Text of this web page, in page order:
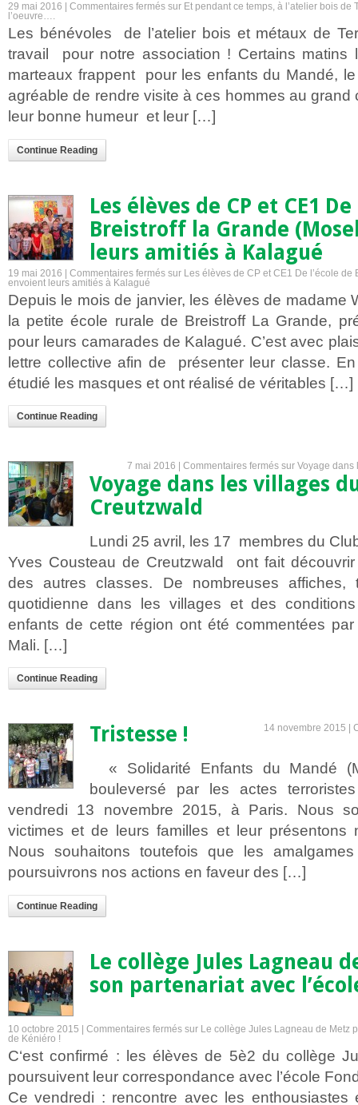
29 mai 2016 | Commentaires fermés sur Et pendant ce temps, à l’atelier bois de
l’oeuvre….
Les bénévoles de l’atelier bois et métaux de
travail pour notre association ! Certains matins
marteaux frappent pour les enfants du Mandé,
agréable de rendre visite à ces hommes au
leur bonne humeur et leur […]
Continue Reading
19 mai 2016 | Commentaires fermés sur Les élèves de CP et CE1 De l’école de
envoient leurs amitiés à Kalagué
Les élèves de CP et CE1
Breistroff la Grande
leurs amitiés à Kalagué
Depuis le mois de janvier, les élèves de madame
la petite école rurale de Breistroff La Grande,
pour leurs camarades de Kalagué. C’est avec
lettre collective afin de présenter leur classe.
étudié les masques et ont réalisé de véritables […]
Continue Reading
7 mai 2016 | Commentaires fermés sur Voyage
Voyage dans les villages
Creutzwald
Lundi 25 avril, les 17 membres du
Yves Cousteau de Creutzwald ont fait
des autres classes. De nombreuses
quotidienne dans les villages et des
enfants de cette région ont été commentées
Mali. […]
Continue Reading
14 novembre 2015 |
Tristesse !
« Solidarité Enfants du Mandé
bouleversé par les actes
vendredi 13 novembre 2015, à Paris. Nous
victimes et de leurs familles et leur présentons
Nous souhaitons toutefois que les
poursuivrons nos actions en faveur des […]
Continue Reading
10 octobre 2015 | Commentaires fermés sur Le collège Jules Lagneau de Metz
de Kéniéro !
Le collège Jules Lagneau
son partenariat avec
C‘est confirmé : les élèves de 5è2 du collège
poursuivent leur correspondance avec l’école
Ce vendredi : rencontre avec les